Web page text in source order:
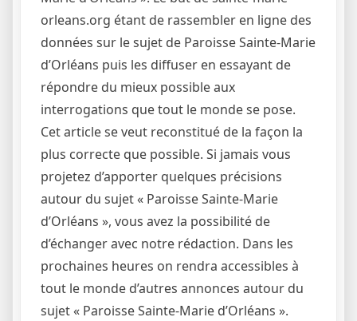
orleans.org étant de rassembler en ligne des
données sur le sujet de Paroisse Sainte-Marie
d’Orléans puis les diffuser en essayant de
répondre du mieux possible aux
interrogations que tout le monde se pose.
Cet article se veut reconstitué de la façon la
plus correcte que possible. Si jamais vous
projetez d’apporter quelques précisions
autour du sujet « Paroisse Sainte-Marie
d’Orléans », vous avez la possibilité de
d’échanger avec notre rédaction. Dans les
prochaines heures on rendra accessibles à
tout le monde d’autres annonces autour du
sujet « Paroisse Sainte-Marie d’Orléans ».